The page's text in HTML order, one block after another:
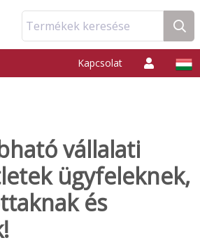
Termékek keresése
Kapcsolat
vállalati
ügyfeleknek,
és